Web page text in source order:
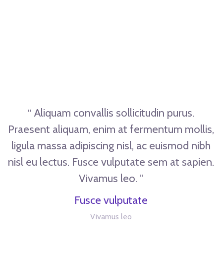
“ Aliquam convallis sollicitudin purus.
Praesent aliquam, enim at fermentum mollis,
ligula massa adipiscing nisl, ac euismod nibh
nisl eu lectus. Fusce vulputate sem at sapien.
Vivamus leo. ”
Fusce vulputate
Vivamus leo